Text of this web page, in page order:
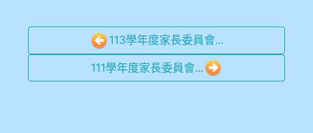
113學年度家長委員會...
111學年度家長委員會...